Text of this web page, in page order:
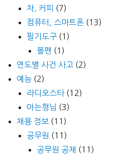
차, 커피 (7)
컴퓨터, 스마트폰 (13)
필기도구 (1)
볼펜 (1)
연도별 사건 사고 (2)
예능 (2)
라디오스타(12)
아는형님 (3)
채용 정보 (11)
공무원 (11)
공무원 공채 (11)